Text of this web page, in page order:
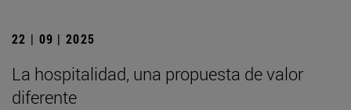
22 | 09 | 2025
La hospitalidad, una propuesta de valor
diferente